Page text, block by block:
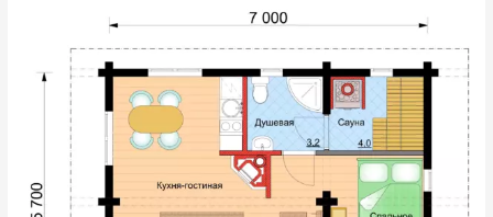
особенности
практические
советы